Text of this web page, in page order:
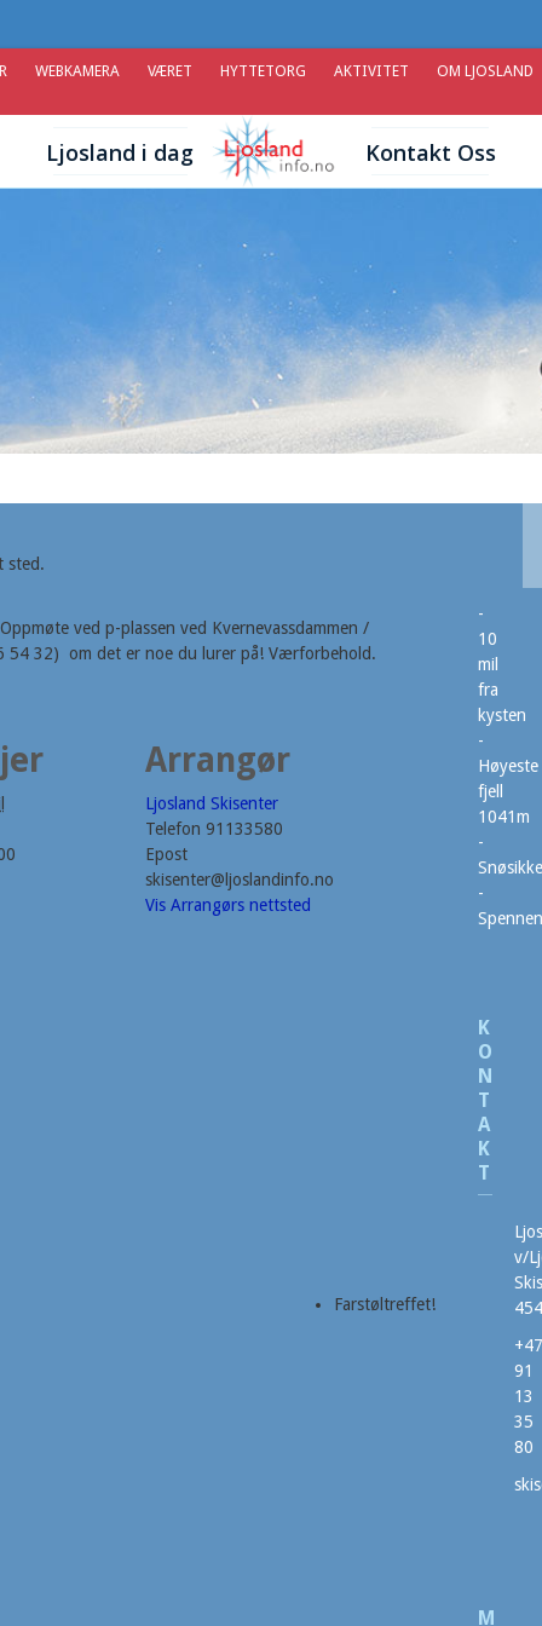
WEBKAMERA VÆRET HYTTETORG AKTIVITET OM LJOSLAND
Ljosland i dag Kontakt Oss
sted.
ved p-plassen ved Kvernevassdammen /
54 32) om det er noe du lurer på! Værforbehold.
Arrangør
Ljosland Skisenter
Telefon 91133580
Epost
skisenter@ljoslandinfo.no
Vis Arrangørs nettsted
Farstøltreffet!
-
10
mil
fra
kysten
-
Høyeste
fjell
1041m
-
-
K
O
N
T
A
K
T
v/
+47
91
13
35
80
M